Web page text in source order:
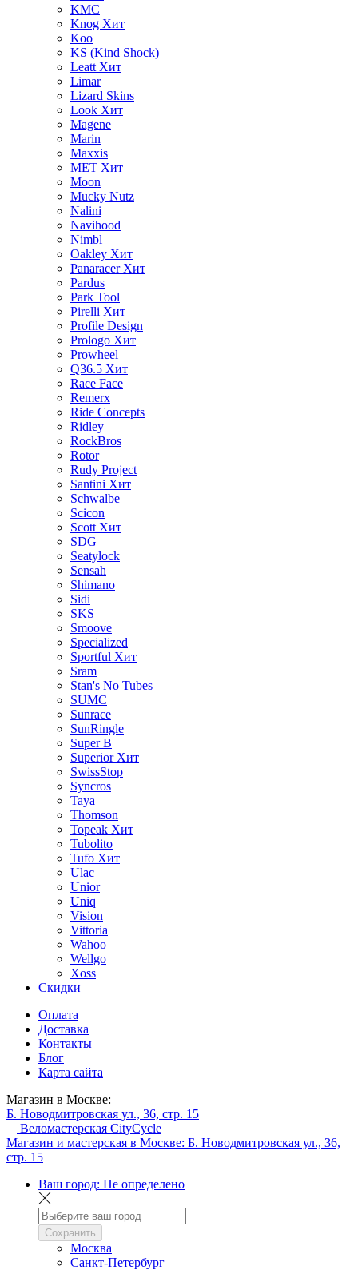
KMC
Knog Хит
Koo
KS (Kind Shock)
Leatt Хит
Limar
Lizard Skins
Look Хит
Magene
Marin
Maxxis
MET Хит
Moon
Mucky Nutz
Nalini
Navihood
Nimbl
Oakley Хит
Panaracer Хит
Pardus
Park Tool
Pirelli Хит
Profile Design
Prologo Хит
Prowheel
Q36.5 Хит
Race Face
Remerx
Ride Concepts
Ridley
RockBros
Rotor
Rudy Project
Santini Хит
Schwalbe
Scicon
Scott Хит
SDG
Seatylock
Sensah
Shimano
Sidi
SKS
Smoove
Specialized
Sportful Хит
Sram
Stan's No Tubes
SUMC
Sunrace
SunRingle
Super B
Superior Хит
SwissStop
Syncros
Taya
Thomson
Topeak Хит
Tubolito
Tufo Хит
Ulac
Unior
Uniq
Vision
Vittoria
Wahoo
Wellgo
Xoss
Скидки
Оплата
Доставка
Контакты
Блог
Карта сайта
Магазин в Москве:
Б. Новодмитровская ул., 36, стр. 15
Веломастерская CityCycle
Магазин и мастерская в Москве: Б. Новодмитровская ул., 36,
стр. 15
Ваш город: Не определено
Сохранить
Москва
Санкт-Петербург